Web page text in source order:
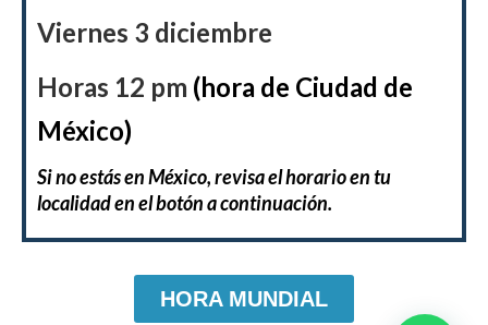
Viernes 3 diciembre
Horas 12 pm (hora de Ciudad de
México)
Si no estás en México, revisa el horario en tu
localidad en el botón a continuación.
HORA MUNDIAL